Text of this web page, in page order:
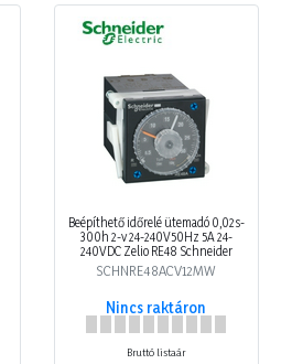
Beépíthető időrelé ütemadó 0,02s-
300h 2-v 24-240V50Hz 5A 24-
240VDC Zelio RE48 Schneider
SCHNRE48ACV12MW
Nincs raktáron
Bruttó listaár